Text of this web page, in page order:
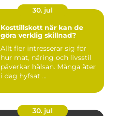
30. jul
Kosttillskott när kan de
göra verklig skillnad?
Allt fler intresserar sig för
hur mat, näring och livsstil
påverkar hälsan. Många äter
i dag hyfsat ...
30. jul